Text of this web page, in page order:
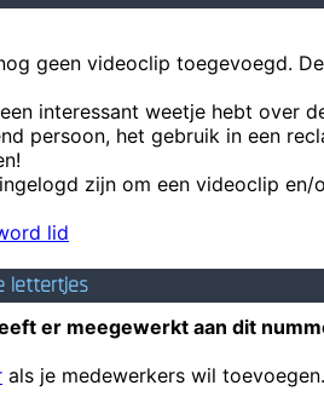
geen videoclip toegevoegd.
interessant weetje hebt over
persoon, het gebruik in een
zijn om een videoclip
lid
lettertjes
er meegewerkt aan dit
als je medewerkers wil